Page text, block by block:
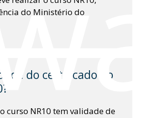
do Ministério do
do certificado do
curso NR10 tem validade de